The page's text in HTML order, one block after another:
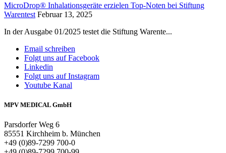
MicroDrop® Inhalationsgeräte erzielen Top-Noten bei Stiftung
Warentest Februar 13, 2025
In der Ausgabe 01/2025 testet die Stiftung Warente...
Email schreiben
Folgt uns auf Facebook
Linkedin
Folgt uns auf Instagram
Youtube Kanal
MPV MEDICAL GmbH
Parsdorfer Weg 6
85551 Kirchheim b. München
+49 (0)89-7299 700-0